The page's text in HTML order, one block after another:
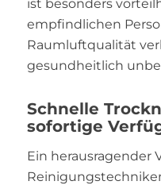
ist besonders
empfindlichen
Raumluftqualität
gesundheitlich
Schnelle
sofortige
Ein herausragender